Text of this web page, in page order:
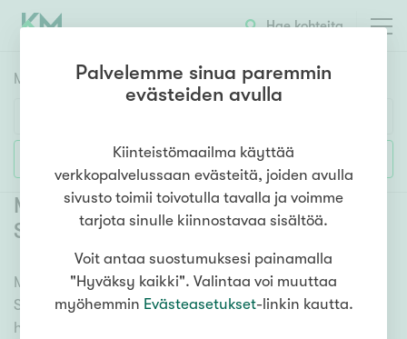
Hae kohteita
Myyntikohteet
Huoneluku
1h 2h 3h 4h 5h+
Asuntotyyppi
Kerros-/luhtitalo
Rivitalo/paritalo
Lisää hakuehtoja
Myytävät kerrostaloasunnot Kerava
Sompio (13)
Meiltä löydät myytävät kerrostaloasunnot Kerava
Sompio kattavasti ja helposti. Kätevän
hakutyökalumme avulla löydät unelmiesi kodin, oli
Palvelemme sinua paremmin
evästeiden avulla
Kiinteistömaailma käyttää
verkkopalvelussaan evästeitä, joiden avulla
sivusto toimii toivotulla tavalla ja voimme
tarjota sinulle kiinnostavaa sisältöä.
Voit antaa suostumuksesi painamalla
"Hyväksy kaikki". Valintaa voi muuttaa
myöhemmin Evästeasetukset-linkin kautta.